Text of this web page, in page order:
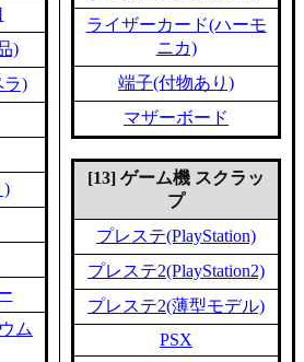
)
ラ)
)
ム
ライザーカード(ハーモ
ニカ)
端子(付物あり)
マザーボード
[13] ゲーム機 スクラッ
プ
プレステ(PlayStation)
プレステ2(PlayStation2)
プレステ2(薄型モデル)
PSX